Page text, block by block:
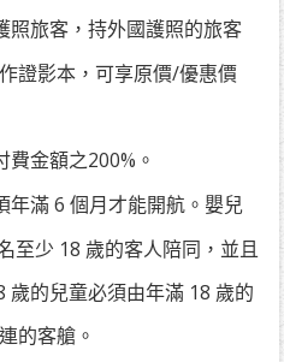
照旅客，持外國護照的旅客
證影本，可享原價/優惠價
金額之200%。
年滿 6 個月才能開航。嬰兒
至少 18 歲的客人陪同，並且
歲的兒童必須由年滿 18 歲的
的客艙。